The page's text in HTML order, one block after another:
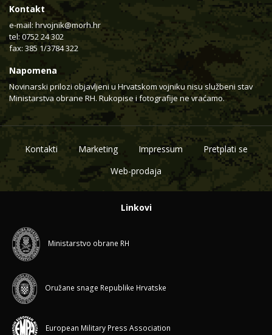
Kontakt
e-mail: hrvojnik@morh.hr
tel: 0752 24 302
fax: 385 1/3784 322
Napomena
Novinarski prilozi objavljeni u Hrvatskom vojniku nisu službeni stav
Ministarstva obrane RH. Rukopise i fotografije ne vraćamo.
Kontakti Marketing Impressum
Pretplati se
Web-prodaja
Linkovi
Ministarstvo obrane RH
Oružane snage Republike Hrvatske
European Military Press Association